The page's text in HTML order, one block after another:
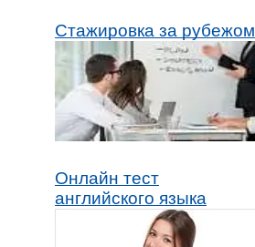
Стажировка за рубежом
Онлайн тест
английского языка